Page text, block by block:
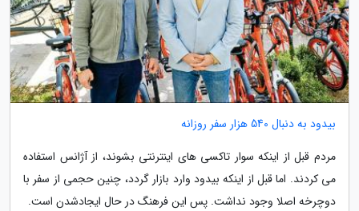
بیدود به دنبال 540 هزار سفر روزانه
مردم قبل از اینکه سوار تاکسی های اینترنتی بشوند، از آژانس استفاده
می کردند. اما قبل از اینکه بیدود وارد بازار گردد، چنین حجمی از سفر با
دوچرخه اصلا وجود نداشت. پس این فرهنگ در حال ایجادشدن است.